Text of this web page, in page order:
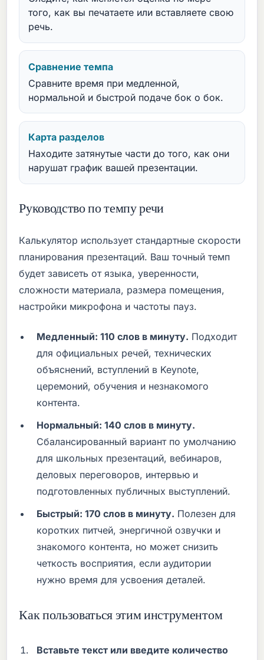
того, как вы печатаете или вставляете свою
речь.
Сравнение темпа
Сравните время при медленной,
нормальной и быстрой подаче бок о бок.
Карта разделов
Находите затянутые части до того, как они
нарушат график вашей презентации.
Руководство по темпу речи
Калькулятор использует стандартные скорости
планирования презентаций. Ваш точный темп
будет зависеть от языка, уверенности,
сложности материала, размера помещения,
настройки микрофона и частоты пауз.
Медленный: 110 слов в минуту. Подходит
для официальных речей, технических
объяснений, вступлений в Keynote,
церемоний, обучения и незнакомого
контента.
Нормальный: 140 слов в минуту.
Сбалансированный вариант по умолчанию
для школьных презентаций, вебинаров,
деловых переговоров, интервью и
подготовленных публичных выступлений.
Быстрый: 170 слов в минуту. Полезен для
коротких питчей, энергичной озвучки и
знакомого контента, но может снизить
четкость восприятия, если аудитории
нужно время для усвоения деталей.
Как пользоваться этим инструментом
Вставьте текст или введите количество